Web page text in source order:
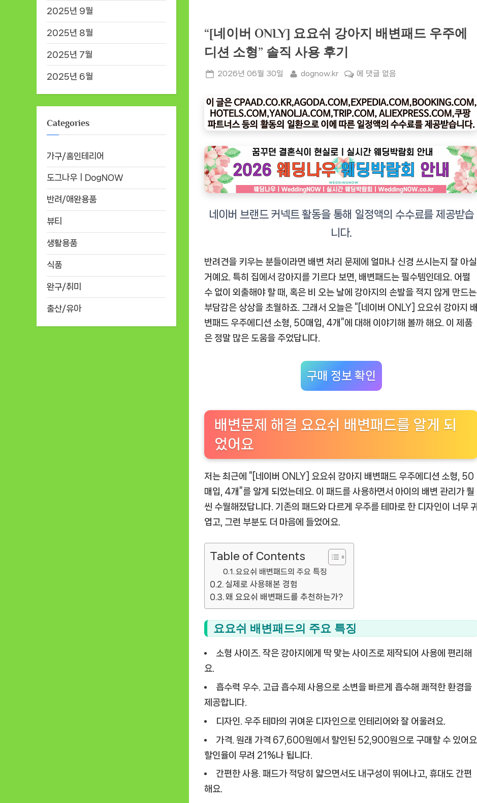
“[네이버 ONLY] 요요쉬 강아지 배변패드 우주에
디션 소형” 솔직 사용 후기
Posted
2026년 06월 30일 By
dognow.kr
“[네
버
ONLY]
요
쉬
강
아
지
변
우
주
디
션
소
사
용
기
에 댓글 없음
반려견을 키우는 분들이라면 배변 처리 문제에 얼마나 신경 쓰시는지 잘 아실
거예요. 특히 집에서 강아지를 기르다 보면, 배변패드는 필수템인데요. 어쩔
수 없이 외출해야 할 때, 혹은 비 오는 날에 강아지의 손발을 적지 않게 만드는
부담감은 상상을 초월하죠. 그래서 오늘은 “[네이버 ONLY] 요요쉬 강아지 배
변패드 우주에디션 소형, 50매입, 4개”에 대해 이야기해 볼까 해요. 이 제품
은 정말 많은 도움을 주었답니다.
구매 정보 확인
배변문제 해결 요요쉬 배변패드를 알게 되
었어요
저는 최근에 “[네이버 ONLY] 요요쉬 강아지 배변패드 우주에디션 소형, 50
매입, 4개”를 알게 되었는데요. 이 패드를 사용하면서 아이의 배변 관리가 훨
씬 수월해졌답니다. 기존의 패드와 다르게 우주를 테마로 한 디자인이 너무 귀
엽고, 그런 부분도 더 마음에 들었어요.
Table of Contents
요요쉬 배변패드의 주요 특징
실제로 사용해본 경험
왜 요요쉬 배변패드를 추천하는가?
요요쉬 배변패드의 주요 특징
소형 사이즈. 작은 강아지에게 딱 맞는 사이즈로 제작되어 사용에 편리해
요.
흡수력 우수. 고급 흡수제 사용으로 소변을 빠르게 흡수해 쾌적한 환경을
제공합니다.
디자인. 우주 테마의 귀여운 디자인으로 인테리어와 잘 어울려요.
가격. 원래 가격 67,600원에서 할인된 52,900원으로 구매할 수 있어요
할인율이 무려 21%나 됩니다.
간편한 사용. 패드가 적당히 얇으면서도 내구성이 뛰어나고, 휴대도 간편
해요.
2025년 9월
2025년 8월
2025년 7월
2025년 6월
Categories
가구/홈인테리어
도그나우ㅣDogNOW
반려/애완용품
뷰티
생활용품
식품
완구/취미
출산/유아